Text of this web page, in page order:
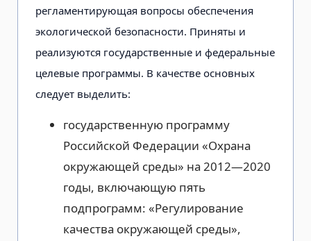
регламентирующая вопросы обеспечения
экологической безопасности. Приняты и
реализуются государственные и федеральные
целевые программы. В качестве основных
следует выделить:
государственную программу
Российской Федерации «Охрана
окружающей среды» на 2012—2020
годы, включающую пять
подпрограмм: «Регулирование
качества окружающей среды»,